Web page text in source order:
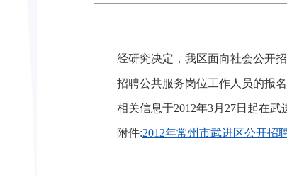
经研究决定，我区面向社会公开招
招聘公共服务岗位工作人员的报名
相关信息于2012年3月27日起在武进
附件:2012年常州市武进区公开招